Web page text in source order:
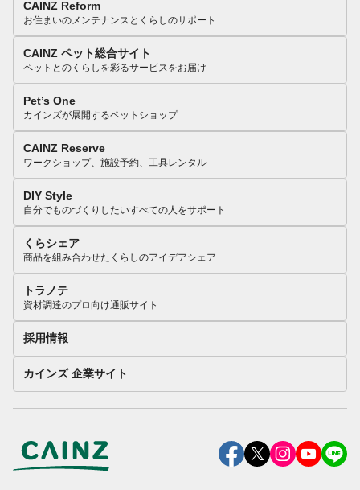
CAINZ Reform
お住まいのメンテナンスとくらしのサポート
CAINZ ペット総合サイト
ペットとのくらしを彩るサービスをお届け
Pet’s One
カインズが展開するペットショップ
CAINZ Reserve
ワークショップ、施設予約、工具レンタル
DIY Style
自分でものづくりしたいすべての人をサポート
くらシェア
商品を組み合わせたくらしのアイデアシェア
トラノテ
資材調達のプロ向け通販サイト
採用情報
カインズ 企業サイト